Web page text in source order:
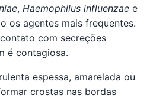
, Haemophilus influenzae e
os agentes mais frequentes.
com secreções
é contagiosa.
espessa, amarelada ou
crostas nas bordas